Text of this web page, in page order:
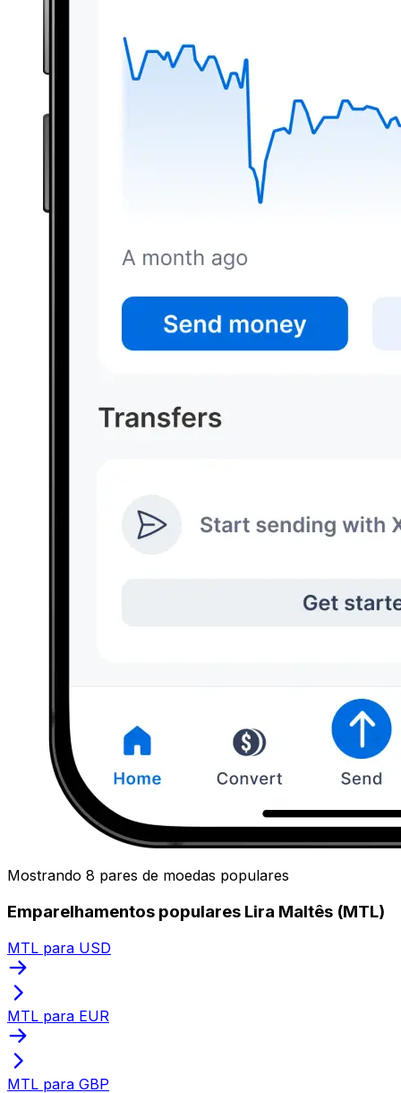
Mostrando 8 pares de moedas populares
Emparelhamentos populares Lira Maltês (MTL)
MTL para USD
MTL para EUR
MTL para GBP